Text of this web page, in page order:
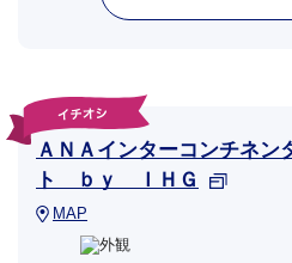
ＡＮＡインターコンチネン
ト ｂｙ ＩＨＧ
MAP